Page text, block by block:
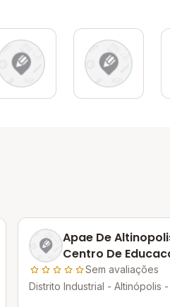
Apae De
Centro De
Especial
Sem avaliações
Distrito Industrial - Altinópolis -